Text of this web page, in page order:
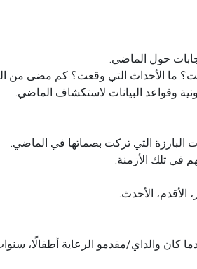
حول الماضي.
ما الأحداث التي وقعت؟ كم مضى من
وقواعد البيانات لاستكشاف الماضي.
التي تركت بصماتها في الماضي.
في تلك الأزمنة.
الأحدث.
كان والداي/مقدمو الرعاية